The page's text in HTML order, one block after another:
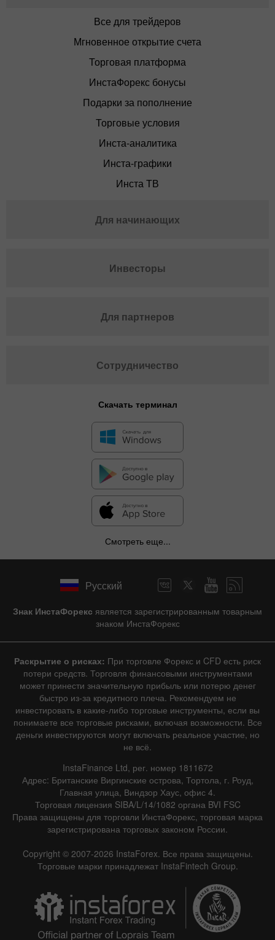
Все для трейдеров
Мгновенное открытие счета
Торговая платформа
ИнстаФорекс бонусы
Подарки за пополнение
Торговые условия
Инста-аналитика
Инста-графики
Инста ТВ
Для начинающих
Инвесторы
Для партнеров
Сотрудничество
Скачать терминал
Смотреть еще...
Русский
Знак ИнстаФорекс является зарегистрированным товарным
знаком ИнстаФорекс
Раскрытие о рисках: При торговле Форекс и CFD есть риск
потери средств. Торговля финансовыми инструментами
может принести значительную прибыль или потерю денег
быстро из-за кредитного плеча. Рекомендуем не
инвестировать в какие-либо торговые инструменты, если вы
понимаете все торговые рисками, включая возможности. Все
деньги инвестируются могут включать реальное участие, но
не всё.
InstaFinance Ltd, рег. номер 1811672
Адрес: Британские Виргинские острова, Тортола, г. Роуд,
Главная улица, Виндзор Хаус, офис 4.
Торговая лицензия SIBA/L/14/1082 органа BVI FSC
Права защищены для торговли ИнстаФорекс, торговая марка
зарегистрирована торговых законом России.
Copyright © 2007-2026 InstaForex. Все права защищены.
Торговые марки принадлежат InstaFintech Group.